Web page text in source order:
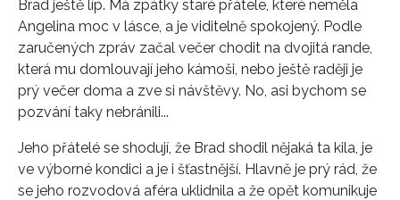
Brad ještě líp. Má zpátky staré přátele, které neměla
Angelina moc v lásce, a je viditelně spokojený. Podle
zaručených zpráv začal večer chodit na dvojitá rande,
která mu domlouvají jeho kámoši, nebo ještě raději je
prý večer doma a zve si návštěvy. No, asi bychom se
pozvání taky nebránili...
Jeho přátelé se shodují, že Brad shodil nějaká ta kila, je
ve výborné kondici a je i šťastnější. Hlavně je prý rád, že
se jeho rozvodová aféra uklidnila a že opět komunikuje